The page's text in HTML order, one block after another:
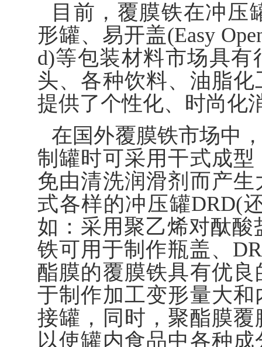
目前，覆膜铁在冲压
形罐、易开盖(Easy
d)等包装材料市场具
头、各种饮料、油脂
提供了个性化、时尚化
在国外覆膜铁市场中
制罐时可采用干式成
免由清洗润滑剂而产
式各样的冲压罐DRD(
如：采用聚乙烯对酞酸
铁可用于制作瓶盖、
酯膜的覆膜铁具有优
于制作加工变形量大
接罐，同时，聚酯膜
以使罐内食品中各种